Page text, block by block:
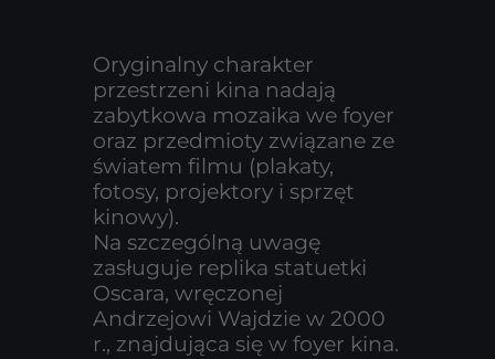
Oryginalny charakter
przestrzeni kina nadają
zabytkowa mozaika we foyer
oraz przedmioty związane ze
światem filmu (plakaty,
fotosy, projektory i sprzęt
kinowy).
Na szczególną uwagę
zasługuje replika statuetki
Oscara, wręczonej
Andrzejowi Wajdzie w 2000
r., znajdująca się w foyer kina.